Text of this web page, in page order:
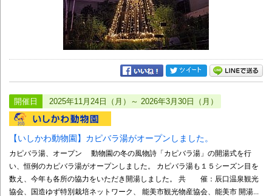
開催日 2025年11月24日（月）～ 2026年3月30日（月）
【いしかわ動物園】カピバラ湯がオープンしました。
カピバラ湯、オープン 動物園の冬の風物詩「カピバラ湯」の開湯式を行
い、恒例のカピバラ湯がオープンしました。 カピバラ湯も１５シーズン目を
数え、今年も各所の協力をいただき開湯しました。 共 催：辰口温泉観光
協会、国造ゆず特別栽培ネットワーク、 能美市観光物産協会、能美市 開湯...